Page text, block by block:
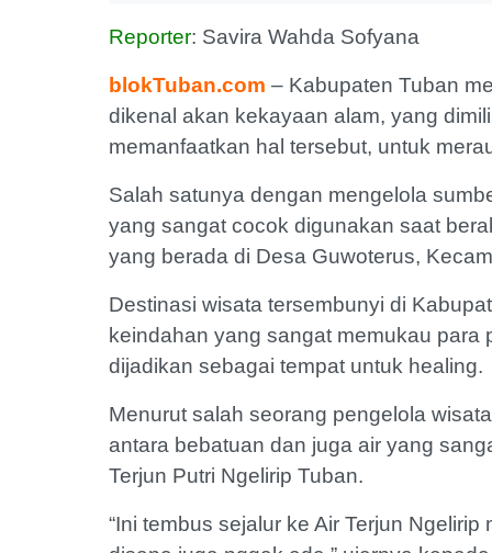
Reporter: Savira Wahda Sofyana
blokTuban.com – Kabupaten Tuban
dikenal akan kekayaan alam, yang
memanfaatkan hal tersebut, untuk
Salah satunya dengan mengelola
yang sangat cocok digunakan saat
yang berada di Desa Guwoterus,
Destinasi wisata tersembunyi di
keindahan yang sangat memukau
dijadikan sebagai tempat untuk healing.
Menurut salah seorang pengelola
antara bebatuan dan juga air yang
Terjun Putri Ngelirip Tuban.
“Ini tembus sejalur ke Air Terjun